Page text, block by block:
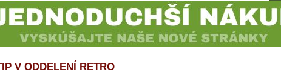
V ODDELENÍ RETRO